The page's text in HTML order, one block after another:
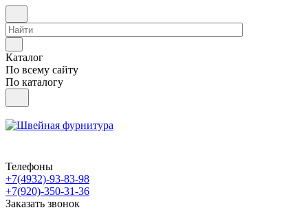
Каталог
По всему сайту
По каталогу
Телефоны
+7(4932)-93-83-98
+7(920)-350-31-36
Заказать звонок